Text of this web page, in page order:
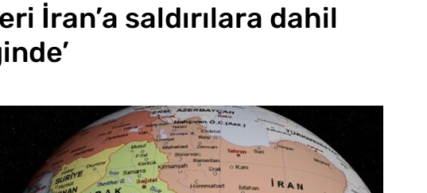
İran’a saldırılara dahil